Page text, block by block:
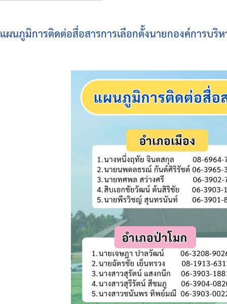
แผนภูมิการติดต่อสื่อสารการเลือกตั้งนายกองค์การบริ